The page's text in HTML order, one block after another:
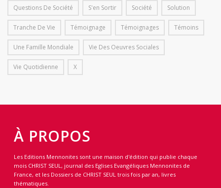
Questions De Société S'en Sortir Société Solution
Tranche De Vie Témoignage Témoignages Témoins
Une Famille Mondiale Vie Des Oeuvres Sociales
Vie Quotidienne X
À PROPOS
Les Editions Mennonites sont une maison d'édition qui publie chaque
mois CHRIST SEUL, journal des Eglises Evangéliques Mennonites de
France, et les Dossiers de CHRIST SEUL trois fois par an, livres
thématiques.